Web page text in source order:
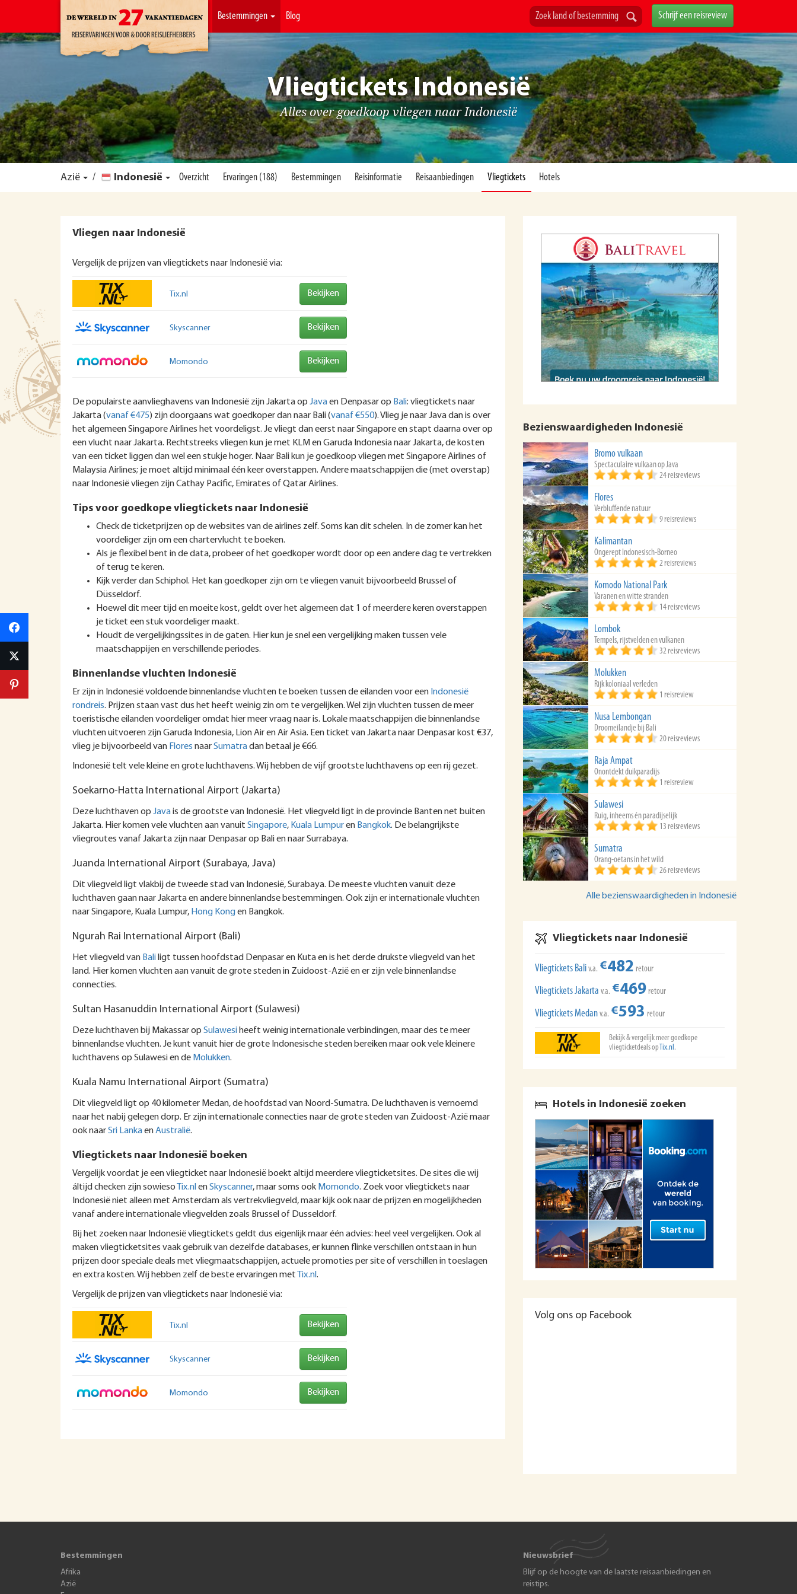
Bestemmingen Blog Schrijf een reisreview
Vliegtickets Indonesië
Alles over goedkoop vliegen naar Indonesië
Azië / Indonesië Overzicht Ervaringen (188) Bestemmingen Reisinformatie Reisaanbiedingen Vliegtickets Hotels
Vliegen naar Indonesië
Vergelijk de prijzen van vliegtickets naar Indonesië via:
Tix.nl Bekijken
Skyscanner Bekijken
Momondo Bekijken
De populairste aanvlieghavens van Indonesië zijn Jakarta op Javaen Denpasar op Bali: vliegtickets naar
Jakarta (vanaf €475) zijn doorgaans wat goedkoper dan naar Bali (vanaf €550). Vlieg je naar Java dan is over
het algemeen Singapore Airlines het voordeligst. Je vliegt dan eerst naar Singapore en stapt daarna over op
een vlucht naar Jakarta. Rechtstreeks vliegen kun je met KLM en Garuda Indonesia naar Jakarta, de kosten
van een ticket liggen dan wel een stukje hoger. Naar Bali kun je goedkoop vliegen met Singapore Airlines of
Malaysia Airlines; je moet altijd minimaal één keer overstappen. Andere maatschappijen die (met overstap)
naar Indonesië vliegen zijn Cathay Pacific, Emirates of Qatar Airlines.
Tips voor goedkope vliegtickets naar Indonesië
Check de ticketprijzen op de websites van de airlines zelf. Soms kan dit schelen. In de zomer kan het
voordeliger zijn om een chartervlucht te boeken.
Als je flexibel bent in de data, probeer of het goedkoper wordt door op een andere dag te vertrekken
of terug te keren.
Kijk verder dan Schiphol. Het kan goedkoper zijn om te vliegen vanuit bijvoorbeeld Brussel of
Düsseldorf.
Hoewel dit meer tijd en moeite kost, geldt over het algemeen dat 1 of meerdere keren overstappen
je ticket een stuk voordeliger maakt.
Houdt de vergelijkingssites in de gaten. Hier kun je snel een vergelijking maken tussen vele
maatschappijen en verschillende periodes.
Binnenlandse vluchten Indonesië
Er zijn in Indonesië voldoende binnenlandse vluchten te boeken tussen de eilanden voor een Indonesië
rondreis. Prijzen staan vast dus het heeft weinig zin om te vergelijken. Wel zijn vluchten tussen de meer
toeristische eilanden voordeliger omdat hier meer vraag naar is. Lokale maatschappijen die binnenlandse
vluchten uitvoeren zijn Garuda Indonesia, Lion Air en Air Asia. Een ticket van Jakarta naar Denpasar kost €37,
vlieg je bijvoorbeeld van Flores naarSumatradan betaal je €66.
Indonesië telt vele kleine en grote luchthavens. Wij hebben de vijf grootste luchthavens op een rij gezet.
Soekarno-Hatta International Airport (Jakarta)
Deze luchthaven op Javais de grootste van Indonesië. Het vliegveld ligt in de provincie Banten net buiten
Jakarta. Hier komen vele vluchten aan vanuit Singapore, Kuala Lumpuren Bangkok. De belangrijkste
vliegroutes vanaf Jakarta zijn naar Denpasar op Bali en naar Surrabaya.
Juanda International Airport (Surabaya, Java)
Dit vliegveld ligt vlakbij de tweede stad van Indonesië, Surabaya. De meeste vluchten vanuit deze
luchthaven gaan naar Jakarta en andere binnenlandse bestemmingen. Ook zijn er internationale vluchten
naar Singapore, Kuala Lumpur, Hong Kongen Bangkok.
Ngurah Rai International Airport (Bali)
Het vliegveld van Baliligt tussen hoofdstad Denpasar en Kuta en is het derde drukste vliegveld van het
land. Hier komen vluchten aan vanuit de grote steden in Zuidoost-Azië en er zijn vele binnenlandse
connecties.
Sultan Hasanuddin International Airport (Sulawesi)
Deze luchthaven bij Makassar op Sulawesiheeft weinig internationale verbindingen, maar des te meer
binnenlandse vluchten. Je kunt vanuit hier de grote Indonesische steden bereiken maar ook vele kleinere
luchthavens op Sulawesi en de Molukken.
Kuala Namu International Airport (Sumatra)
Dit vliegveld ligt op 40 kilometer Medan, de hoofdstad van Noord-Sumatra. De luchthaven is vernoemd
naar het nabij gelegen dorp. Er zijn internationale connecties naar de grote steden van Zuidoost-Azië maar
ook naarSri LankaenAustralië.
Vliegtickets naar Indonesië boeken
Vergelijk voordat je een vliegticket naar Indonesië boekt altijd meerdere vliegticketsites. De sites die wij
áltijd checken zijn sowieso Tix.nlenSkyscanner, maar soms ook Momondo. Zoek voor vliegtickets naar
Indonesië niet alleen met Amsterdam als vertrekvliegveld, maar kijk ook naar de prijzen en mogelijkheden
vanaf andere internationale vliegvelden zoals Brussel of Dusseldorf.
Bij het zoeken naar Indonesië vliegtickets geldt dus eigenlijk maar één advies: heel veel vergelijken. Ook al
maken vliegticketsites vaak gebruik van dezelfde databases, er kunnen flinke verschillen ontstaan in hun
prijzen door speciale deals met vliegmaatschappijen, actuele promoties per site of verschillen in toeslagen
en extra kosten. Wij hebben zelf de beste ervaringen met Tix.nl.
Vergelijk de prijzen van vliegtickets naar Indonesië via:
Tix.nl Bekijken
Skyscanner Bekijken
Momondo Bekijken
Bezienswaardigheden Indonesië
Bromo vulkaan
Spectaculaire vulkaan op Java
24 reisreviews
Flores
Verbluffende natuur
9 reisreviews
Kalimantan
Ongerept Indonesisch-Borneo
2 reisreviews
Komodo National Park
Varanen en witte stranden
14 reisreviews
Lombok
Tempels, rijstvelden en vulkanen
32 reisreviews
Molukken
Rijk koloniaal verleden
1 reisreview
Nusa Lembongan
Droomeilandje bij Bali
20 reisreviews
Raja Ampat
Onontdekt duikparadijs
1 reisreview
Sulawesi
Ruig, inheems én paradijselijk
13 reisreviews
Sumatra
Orang-oetans in het wild
26 reisreviews
Alle bezienswaardigheden in Indonesië
Vliegtickets naar Indonesië
Vliegtickets Bali v.a. €482 retour
Vliegtickets Jakarta v.a. €469 retour
Vliegtickets Medan v.a. €593 retour
Bekijk & vergelijk meer goedkope
vliegticketdeals op Tix.nl.
Hotels in Indonesië zoeken
Volg ons op Facebook
Bestemmingen
Afrika
Azië
Nieuwsbrief
Blijf op de hoogte van de laatste reisaanbiedingen en
reistips.